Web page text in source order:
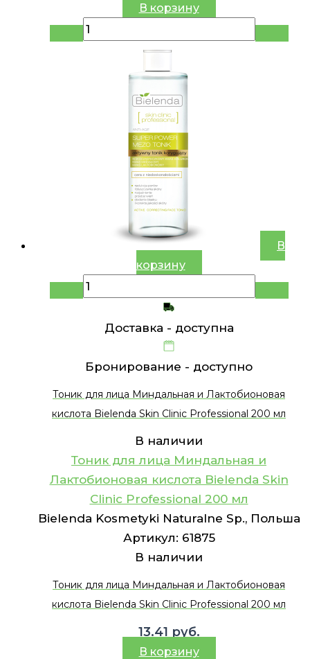
В корзину
В
корзину
Доставка - доступна
Бронирование - доступно
Тоник для лица Миндальная и Лактобионовая
кислота Bielenda Skin Clinic Professional 200 мл
В наличии
Тоник для лица Миндальная и
Лактобионовая кислота Bielenda Skin
Clinic Professional 200 мл
Bielenda Kosmetyki Naturalne Sp., Польша
Артикул: 61875
В наличии
Тоник для лица Миндальная и Лактобионовая
кислота Bielenda Skin Clinic Professional 200 мл
13.41 руб.
В корзину